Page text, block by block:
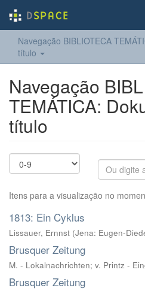
Navegação BIBLIOTECA
título
Navegação
TEMÁTICA:
título
Itens para a visualização no
1813: Ein Cyklus
Lissauer, Ernnst (Jena: Eugen-
Brusquer Zeitung
M. - Lokalnachrichten; v. Printz -
Brusquer Zeitung